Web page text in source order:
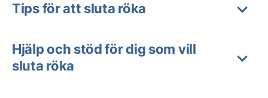
Tips för att sluta röka
Hjälp och stöd för dig som vill
sluta röka